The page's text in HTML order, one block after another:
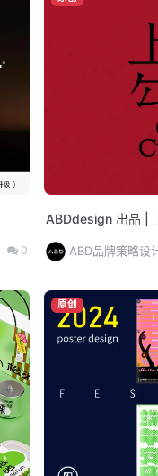
0
ABDdesign 出品 |
ABD品牌策略设
原创